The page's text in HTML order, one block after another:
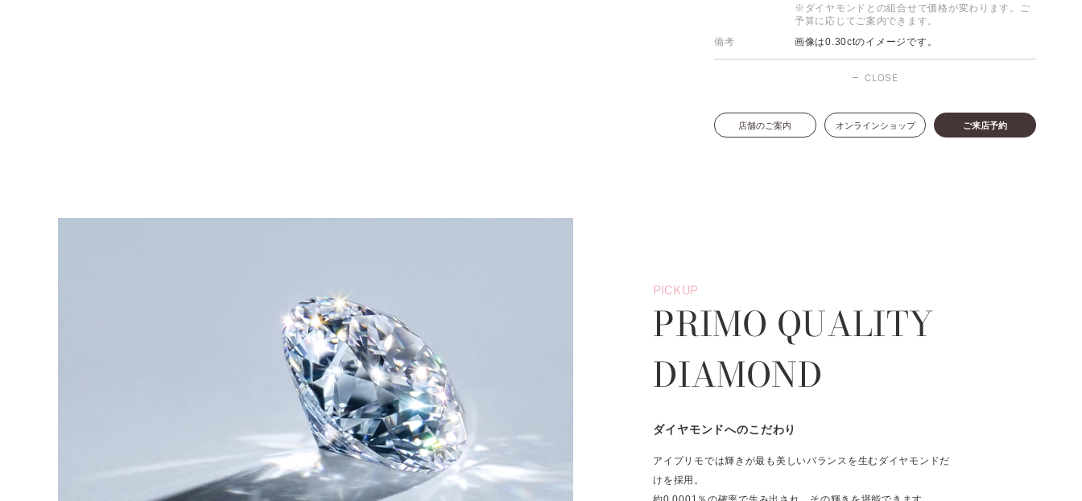
※ダイヤモンドとの組合せで価格が変わります。ご
予算に応じてご案内できます。
備考
画像は0.30ctのイメージです。
CLOSE
店舗のご案内 オンラインショップ ご来店予約
PICKUP
PRIMO QUALITY
DIAMOND
ダイヤモンドへのこだわり
アイプリモでは輝きが最も美しいバランスを生むダイヤモンドだ
けを採用。